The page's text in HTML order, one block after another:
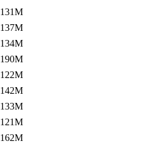
131M
137M
134M
190M
122M
142M
133M
121M
162M